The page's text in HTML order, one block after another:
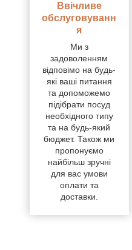
Ввічливе
обслуговуванн
я
Ми з
задоволенням
відповімо на будь-
які ваші питання
та допоможемо
підібрати посуд
необхідного типу
та на будь-який
бюджет. Також ми
пропонуємо
найбільш зручні
для вас умови
оплати та
доставки.